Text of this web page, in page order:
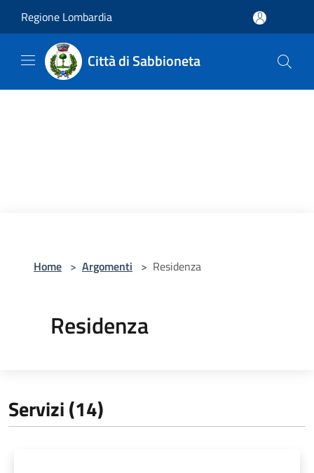
Regione Lombardia
Città di Sabbioneta
Home > Argomenti > Residenza
Residenza
Servizi (14)